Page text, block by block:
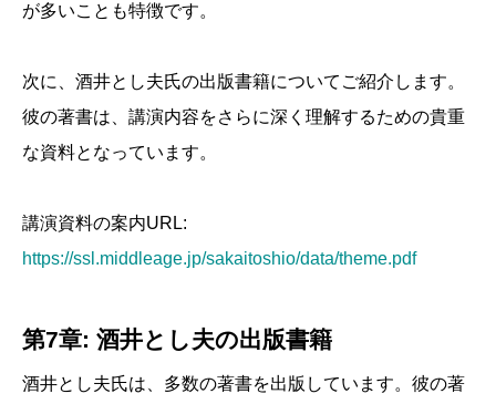
が多いことも特徴です。
次に、酒井とし夫氏の出版書籍についてご紹介します。
彼の著書は、講演内容をさらに深く理解するための貴重
な資料となっています。
講演資料の案内URL:
https://ssl.middleage.jp/sakaitoshio/data/theme.pdf
第7章: 酒井とし夫の出版書籍
酒井とし夫氏は、多数の著書を出版しています。彼の著